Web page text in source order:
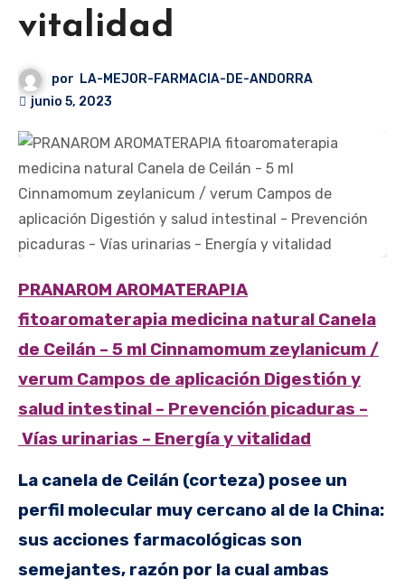
vitalidad
por LA-MEJOR-FARMACIA-DE-ANDORRA
junio 5, 2023
PRANAROM AROMATERAPIA
fitoaromaterapia medicina natural Canela
de Ceilán – 5 ml Cinnamomum zeylanicum /
verum Campos de aplicación Digestión y
salud intestinal – ​Prevención picaduras –
Vías urinarias – Energía y vitalidad
La canela de Ceilán (corteza) posee un
perfil molecular muy cercano al de la China:
sus acciones farmacológicas son
semejantes, razón por la cual ambas